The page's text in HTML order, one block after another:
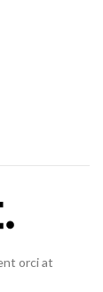
orci at